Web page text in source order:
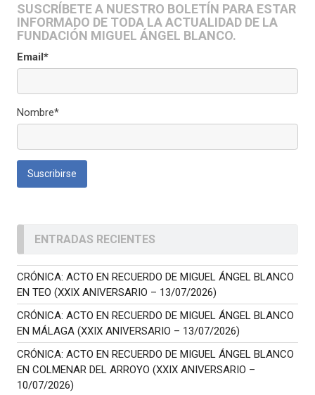
SUSCRÍBETE A NUESTRO BOLETÍN PARA ESTAR
INFORMADO DE TODA LA ACTUALIDAD DE LA
FUNDACIÓN MIGUEL ÁNGEL BLANCO.
Email*
Nombre*
ENTRADAS RECIENTES
CRÓNICA: ACTO EN RECUERDO DE MIGUEL ÁNGEL BLANCO
EN TEO (XXIX ANIVERSARIO – 13/07/2026)
CRÓNICA: ACTO EN RECUERDO DE MIGUEL ÁNGEL BLANCO
EN MÁLAGA (XXIX ANIVERSARIO – 13/07/2026)
CRÓNICA: ACTO EN RECUERDO DE MIGUEL ÁNGEL BLANCO
EN COLMENAR DEL ARROYO (XXIX ANIVERSARIO –
10/07/2026)